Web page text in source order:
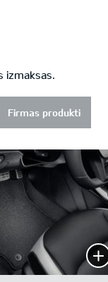
izmaksas.
Firmas produkti